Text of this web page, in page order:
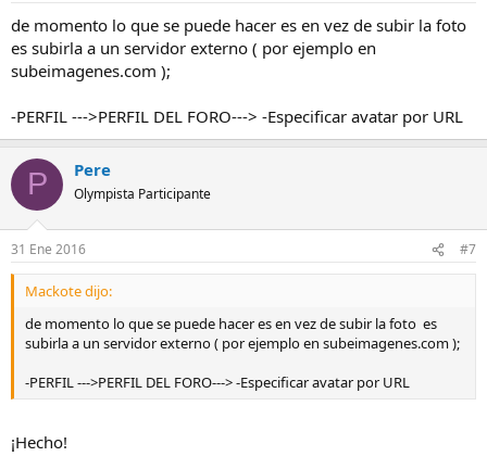
de momento lo que se puede hacer es en vez de subir la foto
es subirla a un servidor externo ( por ejemplo en
subeimagenes.com );
-PERFIL --->PERFIL DEL FORO---> -Especificar avatar por URL
P Pere
Olympista Participante
31 Ene 2016 #7
Mackote dijo:
de momento lo que se puede hacer es en vez de subir la foto es
subirla a un servidor externo ( por ejemplo en subeimagenes.com );
-PERFIL --->PERFIL DEL FORO---> -Especificar avatar por URL
¡Hecho!